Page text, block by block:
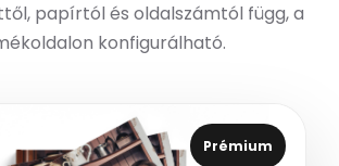
papírtól és oldalszámtól függ, a
konfigurálható.
Prémium